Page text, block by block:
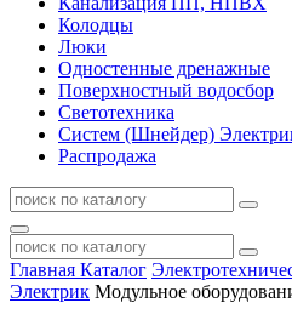
Колодцы
Люки
Одностенные дренажные
Поверхностный водосбор
Светотехника
Систем (Шнейдер)
Распродажа
Главная Каталог
Электрик Модульное